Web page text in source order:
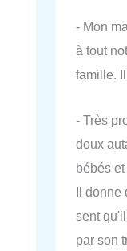
- Mon
à tout
famille.
- Très
doux
bébés
Il donne
sent
par son